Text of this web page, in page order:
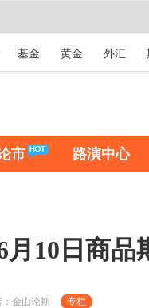
基金 黄金 外汇
市 路演中心
10日商品
：金山论期 专栏